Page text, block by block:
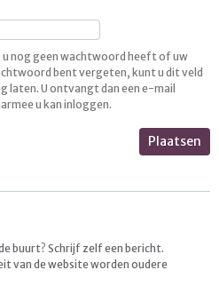
u nog geen wachtwoord heeft of uw
bent vergeten, kunt u dit veld
laten. U ontvangt dan een e-mail
u kan inloggen.
Plaatsen
buurt? Schrijf zelf een bericht.
van de website worden oudere